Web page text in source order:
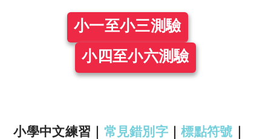
小一至小三測驗
小四至小六測驗
小學中文練習｜ 常見錯別字 ｜標點符號